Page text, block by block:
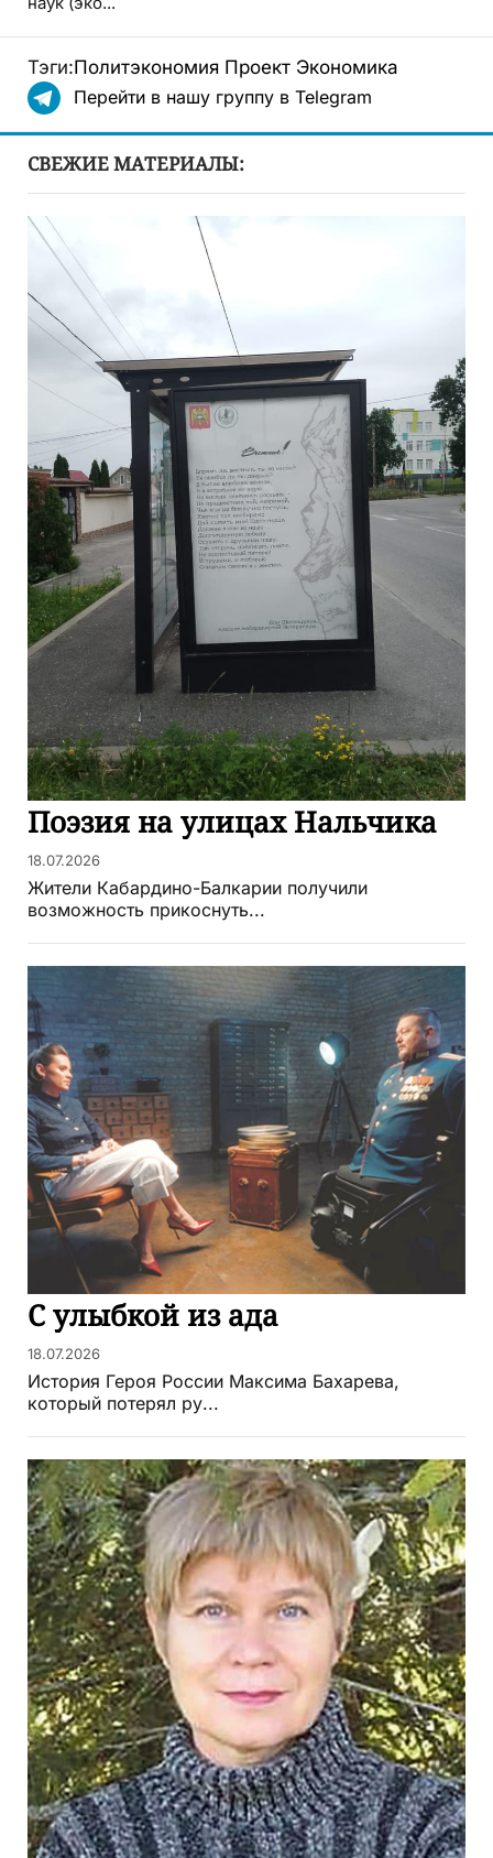
Тэги:Политэкономия Проект Экономика
Перейти в нашу группу в Telegram
СВЕЖИЕ МАТЕРИАЛЫ:
Поэзия на улицах Нальчика
18.07.2026
Жители Кабардино-Балкарии получили
возможность прикоснуть...
С улыбкой из ада
18.07.2026
История Героя России Максима Бахарева,
который потерял ру...